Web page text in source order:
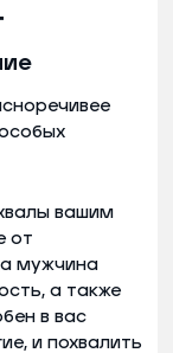
вашим
от
мужчина
а также
в вас
и похвалить